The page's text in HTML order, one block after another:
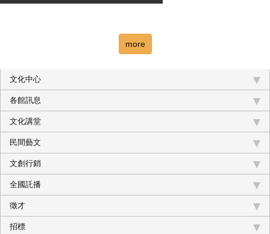
旅行 循著城市的足跡，聆聽文化的流
動；在記憶與遠方之間，展開一場屬
more
文化中心
各館訊息
文化講堂
民間藝文
文創行銷
全國託播
徵才
招標